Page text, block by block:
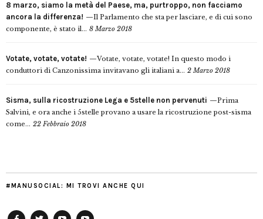
8 marzo, siamo la metà del Paese, ma, purtroppo, non facciamo
ancora la differenza!
Il Parlamento che sta per lasciare, e di cui sono
componente, è stato il... 8 Marzo 2018
Votate, votate, votate!
Votate, votate, votate! In questo modo i
conduttori di Canzonissima invitavano gli italiani a... 2 Marzo 2018
Sisma, sulla ricostruzione Lega e 5stelle non pervenuti
Prima
Salvini, e ora anche i 5stelle provano a usare la ricostruzione post-sisma
come... 22 Febbraio 2018
#MANUSOCIAL: MI TROVI ANCHE QUI